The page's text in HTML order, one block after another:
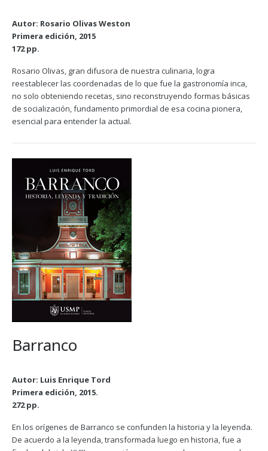
Autor: Rosario Olivas Weston
Primera edición, 2015
172 pp.
Rosario Olivas, gran difusora de nuestra culinaria, logra
reestablecer las coordenadas de lo que fue la gastronomía inca,
no solo obteniendo recetas, sino reconstruyendo formas básicas
de socialización, fundamento primordial de esa cocina pionera,
esencial para entender la actual.
Barranco
Autor: Luis Enrique Tord
Primera edición, 2015.
272 pp.
En los orígenes de Barranco se confunden la historia y la leyenda.
De acuerdo a la leyenda, transformada luego en historia, fue a